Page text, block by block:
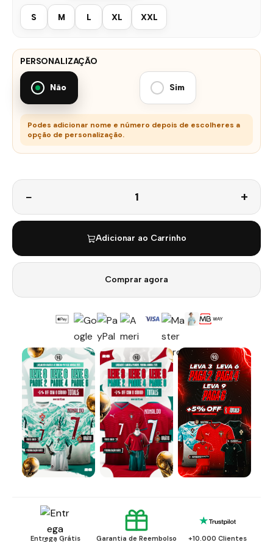
S M L XL XXL
PERSONALIZAÇÃO
Não Sim
Podes adicionar nome e número depois de escolheres a
opção de personalização.
Adicionar ao Carrinho
Comprar agora
Entrega Grátis Garantia de Reembolso +10.000 Clientes